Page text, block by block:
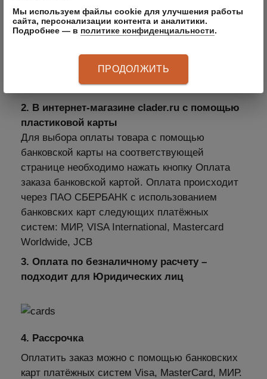
рассчитаться:
а.Наличными средствами.
пластиковой карты. Мы принимаем карты
платежных систем: МИР, VISA International,
Mastercard Worldwide, JCB.
2. В интернет-магазине clader.ru с помощью
пластиковой карты
Для выбора оплаты товара с помощью
банковской карты на соответствующей
странице необходимо нажать кнопку Оплата
заказа банковской картой. Оплата происходит
через ПАО СБЕРБАНК с использованием
банковских карт следующих платёжных
систем: МИР, VISA International, Mastercard
Worldwide, JCB
3. Оплата по безналичному расчету –
подходит для Юридических лиц
4. Рассрочка
Оплатить заказ можно с помощью банковских
карт платёжных систем Visa, MasterCard, МИР.
Мы используем файлы cookie для улучшения работы
сайта, персонализации контента и аналитики.
Подробнее — в политике конфиденциальности.
ПРОДОЛЖИТЬ